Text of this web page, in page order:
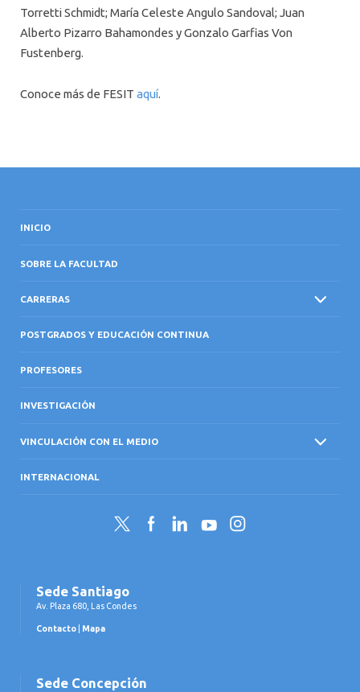
Torretti Schmidt; María Celeste Angulo Sandoval; Juan
Alberto Pizarro Bahamondes y Gonzalo Garfias Von
Fustenberg.
Conoce más de FESIT aquí.
INICIO
SOBRE LA FACULTAD
CARRERAS
POSTGRADOS Y EDUCACIÓN CONTINUA
PROFESORES
INVESTIGACIÓN
VINCULACIÓN CON EL MEDIO
INTERNACIONAL
Twitter FacebookLinkedInYouTubeInstagram
Sede Santiago
Av. Plaza 680, Las Condes
Contacto Mapa
Sede Concepción